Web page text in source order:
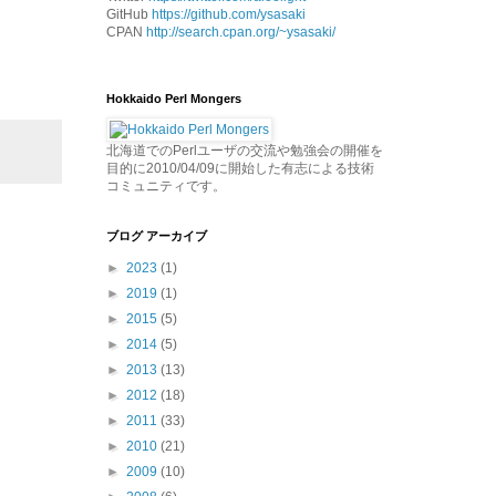
GitHub https://github.com/ysasaki
CPAN http://search.cpan.org/~ysasaki/
Hokkaido Perl Mongers
北海道でのPerlユーザの交流や勉強会の開催を
目的に2010/04/09に開始した有志による技術
コミュニティです。
ブログ アーカイブ
► 2023 (1)
► 2019 (1)
► 2015 (5)
► 2014 (5)
► 2013 (13)
► 2012 (18)
► 2011 (33)
► 2010 (21)
► 2009 (10)